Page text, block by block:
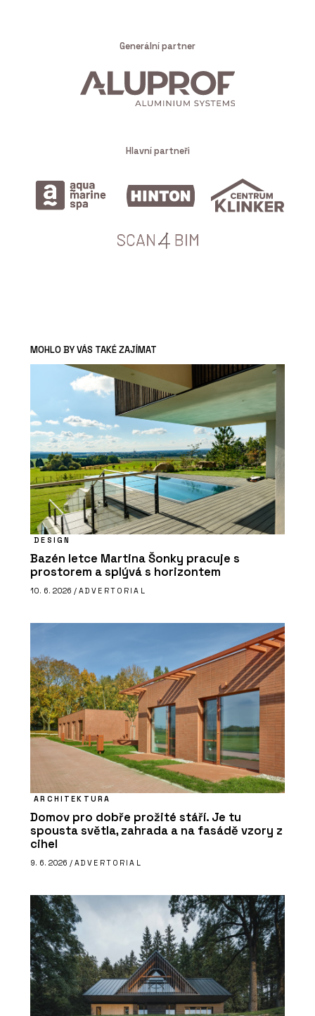
Generální partner
Hlavní partneři
MOHLO BY VÁS TAKÉ ZAJÍMAT
DESIGN
Bazén letce Martina Šonky pracuje s
prostorem a splývá s horizontem
10. 6. 2026 / ADVERTORIAL
ARCHITEKTURA
Domov pro dobře prožité stáří. Je tu
spousta světla, zahrada a na fasádě vzory z
cihel
9. 6. 2026 / ADVERTORIAL